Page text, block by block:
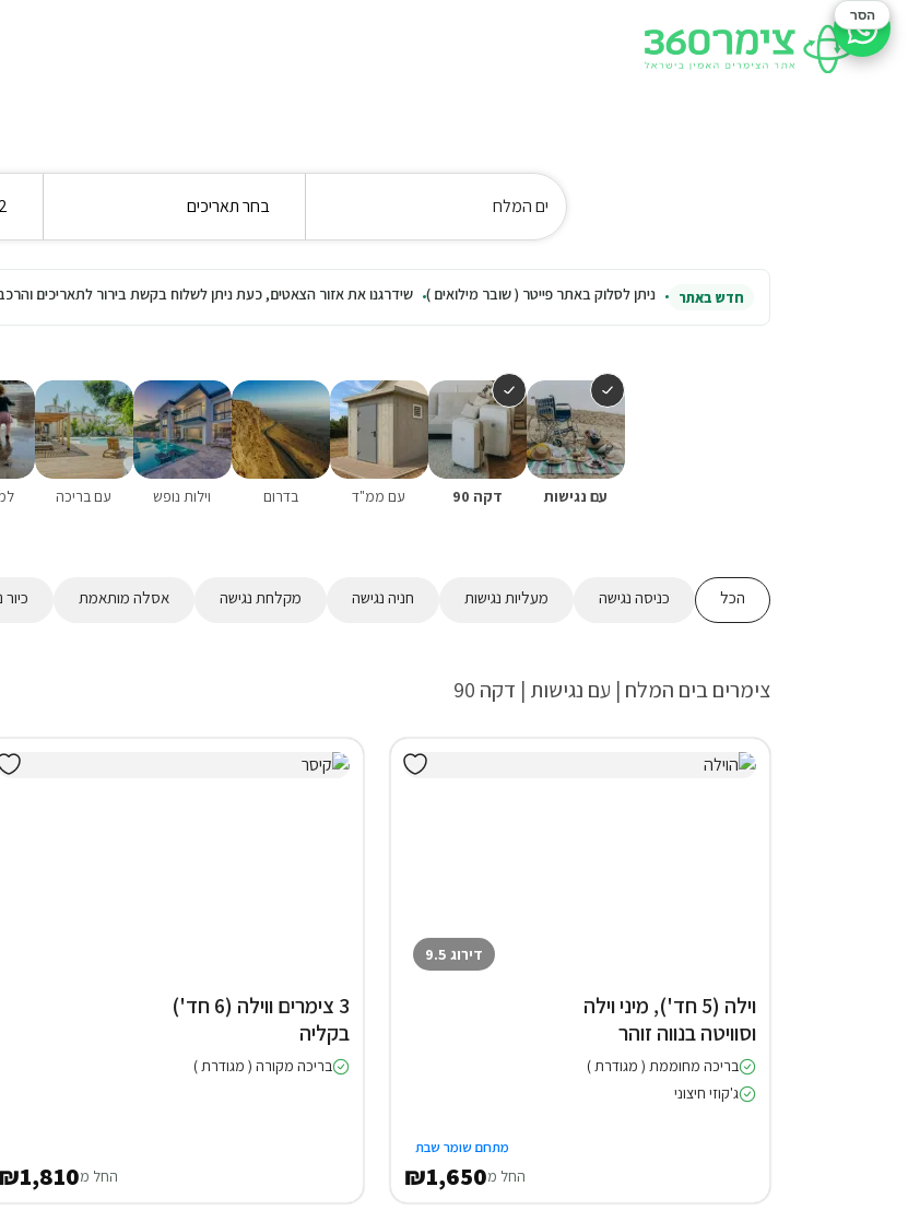
ים המלח בחר תאריכים 2 מבוגרים
חדש באתר ניתן לסלוק באתר פייטר ( שובר מילואים ) שידרגנו את אזור הצאטים, כעת ניתן לשלוח בקשת בירור לתאריכים
עם נגישות דקה 90 עם ממ"ד בדרום וילות נופש עם בריכה
הכל כניסה נגישה מעליות נגישות חניה נגישה מקלחת נגישה אסלה מותאמת כיור
צימרים בים המלח | עם נגישות | דקה 90
דירוג 9.5
וילה (5 חד'), מיני וילה
וסוויטה בנווה זוהר
בריכה מחוממת ( מגודרת )
ג'קוזי חיצוני
מתחם שומר שבת
החל מ₪1,650
3 צימרים ווילה (6 חד')
בקליה
בריכה מקורה ( מגודרת )
החל מ₪1,810
סיוע בהזמנה
הסר